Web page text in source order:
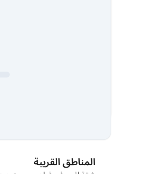
المناطق القريبة